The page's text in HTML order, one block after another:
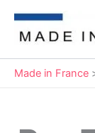
contenu
Made in France